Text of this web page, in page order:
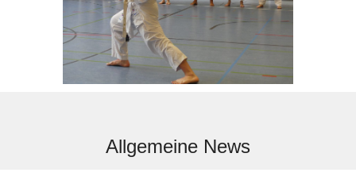
Allgemeine News